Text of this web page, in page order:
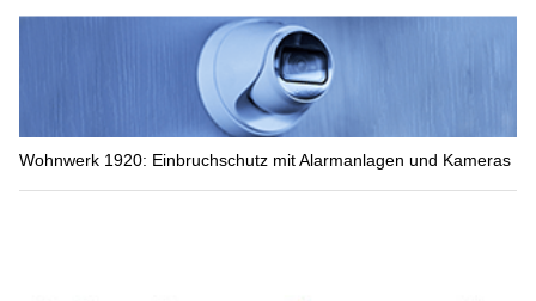
Wohnwerk 1920: Einbruchschutz mit Alarmanlagen und Kameras